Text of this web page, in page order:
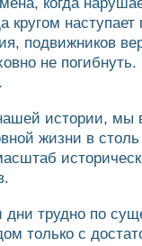
кругом
подвижников
не
истории, мы
жизни в
трудно по
только с